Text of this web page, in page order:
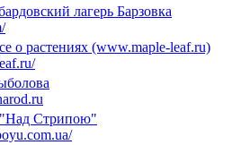
лагерь Барзовка
о растениях (www.maple-leaf.ru)
"Над Стрипою"